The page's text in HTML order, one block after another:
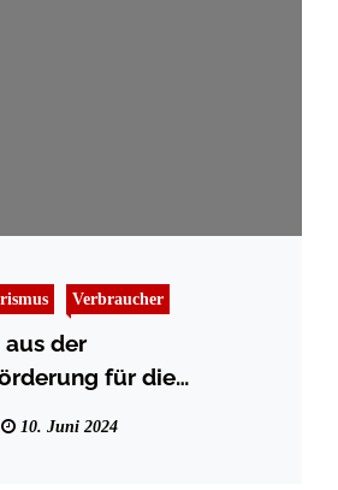
Verbraucher
der
für die
des Hallenbades in
10. Juni 2024